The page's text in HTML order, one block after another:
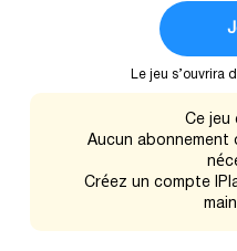
Le jeu s’ouvrira
Ce jeu
Aucun abonnement
Créez un compte